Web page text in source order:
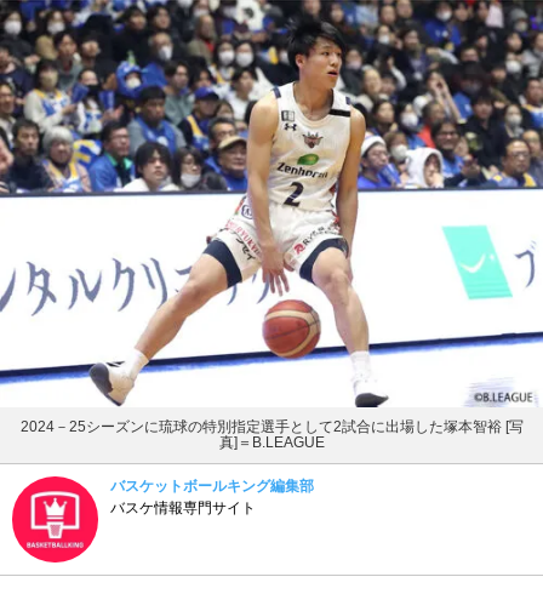
2024－25シーズンに琉球の特別指定選手として2試合に出場した塚本智裕 [写
真]＝B.LEAGUE
バスケットボールキング編集部
バスケ情報専門サイト